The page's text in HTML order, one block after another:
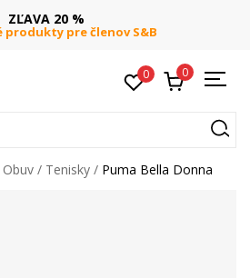
ZĽAVA 20 %
produkty pre členov S&B
0 0
Obuv Tenisky Puma Bella Donna